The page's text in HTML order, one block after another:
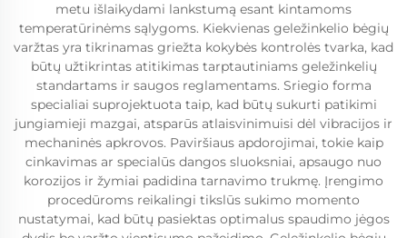
metu išlaikydami lankstumą esant kintamoms
temperatūrinėms sąlygoms. Kiekvienas geležinkelio bėgių
varžtas yra tikrinamas griežta kokybės kontrolės tvarka, kad
būtų užtikrintas atitikimas tarptautiniams geležinkelių
standartams ir saugos reglamentams. Sriegio forma
specialiai suprojektuota taip, kad būtų sukurti patikimi
jungiamieji mazgai, atsparūs atlaisvinimuisi dėl vibracijos ir
mechaninės apkrovos. Paviršiaus apdorojimai, tokie kaip
cinkavimas ar specialūs dangos sluoksniai, apsaugo nuo
korozijos ir žymiai padidina tarnavimo trukmę. Įrengimo
procedūroms reikalingi tikslūs sukimo momento
nustatymai, kad būtų pasiektas optimalus spaudimo jėgos